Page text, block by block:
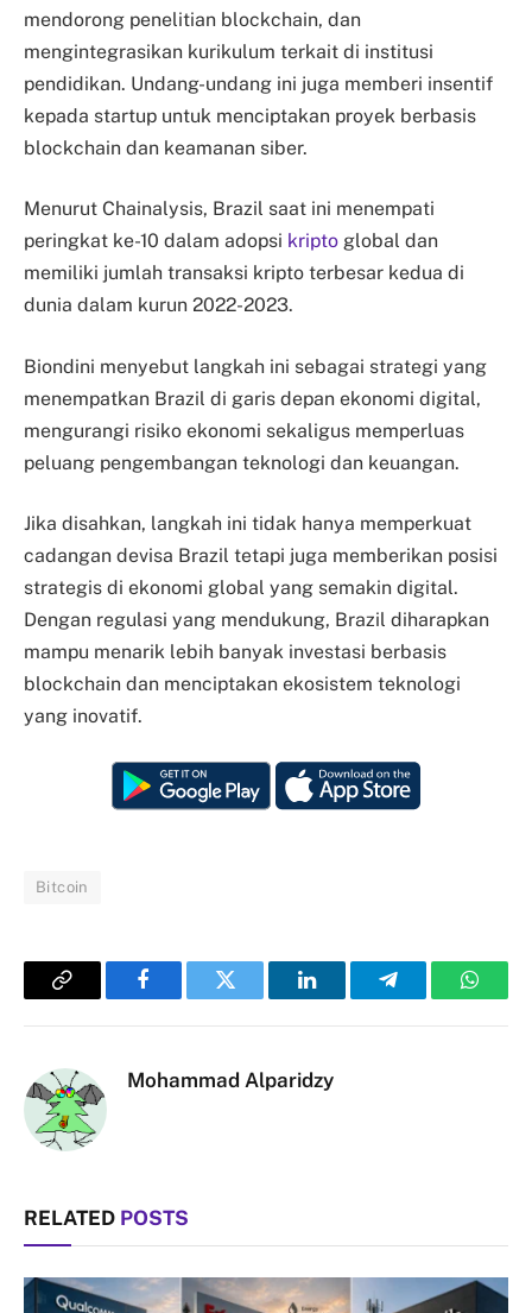
mendorong penelitian blockchain, dan
mengintegrasikan kurikulum terkait di institusi
pendidikan. Undang-undang ini juga memberi insentif
kepada startup untuk menciptakan proyek berbasis
blockchain dan keamanan siber.
Menurut Chainalysis, Brazil saat ini menempati
peringkat ke-10 dalam adopsi kripto global dan
memiliki jumlah transaksi kripto terbesar kedua di
dunia dalam kurun 2022-2023.
Biondini menyebut langkah ini sebagai strategi yang
menempatkan Brazil di garis depan ekonomi digital,
mengurangi risiko ekonomi sekaligus memperluas
peluang pengembangan teknologi dan keuangan.
Jika disahkan, langkah ini tidak hanya memperkuat
cadangan devisa Brazil tetapi juga memberikan posisi
strategis di ekonomi global yang semakin digital.
Dengan regulasi yang mendukung, Brazil diharapkan
mampu menarik lebih banyak investasi berbasis
blockchain dan menciptakan ekosistem teknologi
yang inovatif.
Bitcoin
Copy
FacebookTwitter LinkedInTelegram
Mohammad Alparidzy
RELATED POSTS